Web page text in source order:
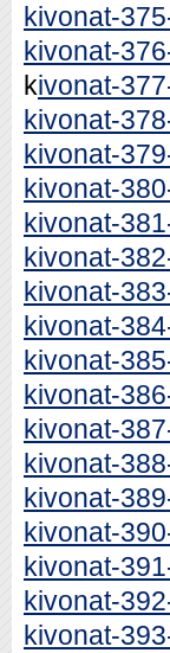
kivonat-
kivonat-
kivonat-
kivonat-
kivonat-
kivonat-
kivonat-
kivonat-
kivonat-
kivonat-
kivonat-
kivonat-
kivonat-
kivonat-
kivonat-
kivonat-
kivonat-
kivonat-
kivonat-